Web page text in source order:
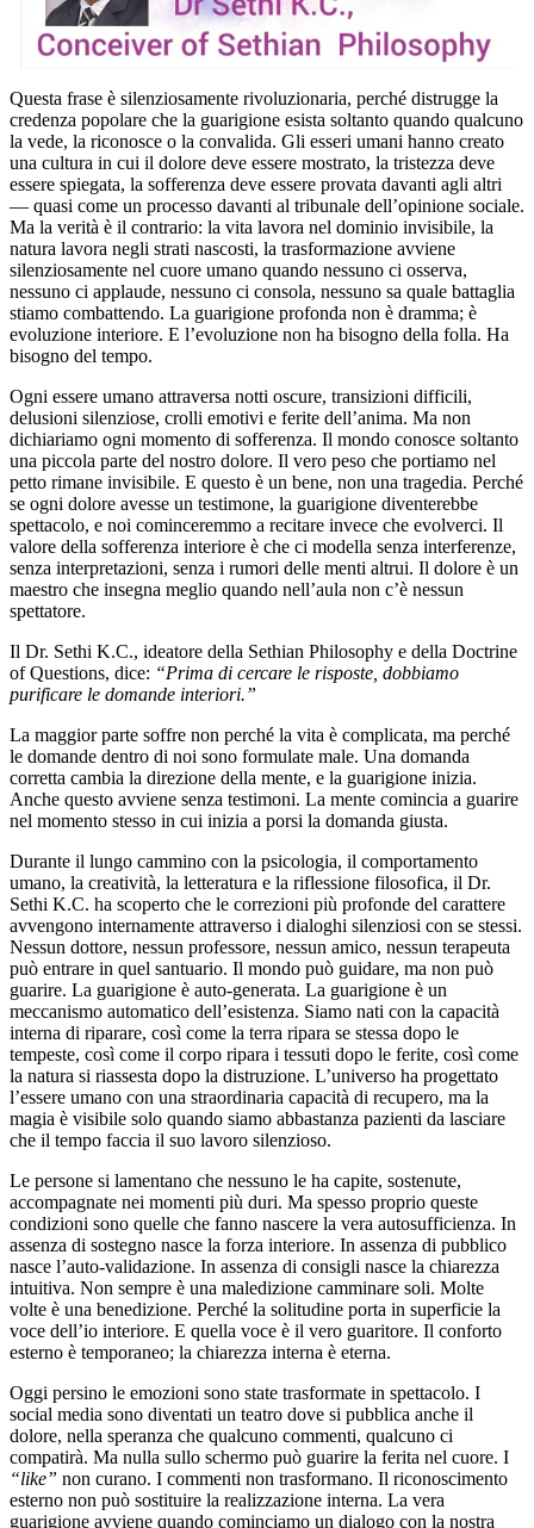
Questa frase è silenziosamente rivoluzionaria, perché distrugge la
credenza popolare che la guarigione esista soltanto quando qualcuno
la vede, la riconosce o la convalida. Gli esseri umani hanno creato
una cultura in cui il dolore deve essere mostrato, la tristezza deve
essere spiegata, la sofferenza deve essere provata davanti agli altri
— quasi come un processo davanti al tribunale dell’opinione sociale.
Ma la verità è il contrario: la vita lavora nel dominio invisibile, la
natura lavora negli strati nascosti, la trasformazione avviene
silenziosamente nel cuore umano quando nessuno ci osserva,
nessuno ci applaude, nessuno ci consola, nessuno sa quale battaglia
stiamo combattendo. La guarigione profonda non è dramma; è
evoluzione interiore. E l’evoluzione non ha bisogno della folla. Ha
bisogno del tempo.
Ogni essere umano attraversa notti oscure, transizioni difficili,
delusioni silenziose, crolli emotivi e ferite dell’anima. Ma non
dichiariamo ogni momento di sofferenza. Il mondo conosce soltanto
una piccola parte del nostro dolore. Il vero peso che portiamo nel
petto rimane invisibile. E questo è un bene, non una tragedia. Perché
se ogni dolore avesse un testimone, la guarigione diventerebbe
spettacolo, e noi cominceremmo a recitare invece che evolverci. Il
valore della sofferenza interiore è che ci modella senza interferenze,
senza interpretazioni, senza i rumori delle menti altrui. Il dolore è un
maestro che insegna meglio quando nell’aula non c’è nessun
spettatore.
Il Dr. Sethi K.C., ideatore della Sethian Philosophy e della Doctrine
of Questions, dice: “Prima di cercare le risposte, dobbiamo
purificare le domande interiori.”
La maggior parte soffre non perché la vita è complicata, ma perché
le domande dentro di noi sono formulate male. Una domanda
corretta cambia la direzione della mente, e la guarigione inizia.
Anche questo avviene senza testimoni. La mente comincia a guarire
nel momento stesso in cui inizia a porsi la domanda giusta.
Durante il lungo cammino con la psicologia, il comportamento
umano, la creatività, la letteratura e la riflessione filosofica, il Dr.
Sethi K.C. ha scoperto che le correzioni più profonde del carattere
avvengono internamente attraverso i dialoghi silenziosi con se stessi.
Nessun dottore, nessun professore, nessun amico, nessun terapeuta
può entrare in quel santuario. Il mondo può guidare, ma non può
guarire. La guarigione è auto-generata. La guarigione è un
meccanismo automatico dell’esistenza. Siamo nati con la capacità
interna di riparare, così come la terra ripara se stessa dopo le
tempeste, così come il corpo ripara i tessuti dopo le ferite, così come
la natura si riassesta dopo la distruzione. L’universo ha progettato
l’essere umano con una straordinaria capacità di recupero, ma la
magia è visibile solo quando siamo abbastanza pazienti da lasciare
che il tempo faccia il suo lavoro silenzioso.
Le persone si lamentano che nessuno le ha capite, sostenute,
accompagnate nei momenti più duri. Ma spesso proprio queste
condizioni sono quelle che fanno nascere la vera autosufficienza. In
assenza di sostegno nasce la forza interiore. In assenza di pubblico
nasce l’auto-validazione. In assenza di consigli nasce la chiarezza
intuitiva. Non sempre è una maledizione camminare soli. Molte
volte è una benedizione. Perché la solitudine porta in superficie la
voce dell’io interiore. E quella voce è il vero guaritore. Il conforto
esterno è temporaneo; la chiarezza interna è eterna.
Oggi persino le emozioni sono state trasformate in spettacolo. I
social media sono diventati un teatro dove si pubblica anche il
dolore, nella speranza che qualcuno commenti, qualcuno ci
compatirà. Ma nulla sullo schermo può guarire la ferita nel cuore. I
“like” non curano. I commenti non trasformano. Il riconoscimento
esterno non può sostituire la realizzazione interna. La vera
guarigione avviene quando cominciamo un dialogo con la nostra